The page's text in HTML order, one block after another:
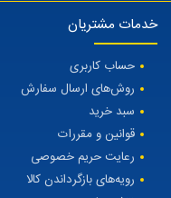
خدمات مشتریان
حساب کاربری
روش‌های ارسال سفارش
سبد خرید
قوانین و مقررات
رعایت حریم خصوصی
رویه‌های بازگرداندن کالا